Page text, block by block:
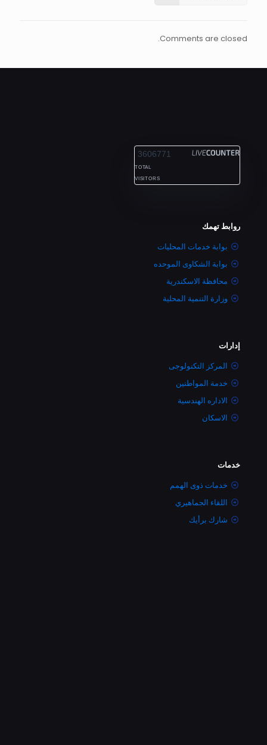
Comments are closed.
3606771
TOTAL
VISITORS
روابط تهمك
بوابة خدمات المحليات
بوابة الشكاوى الموحده
محافظة الاسكندرية
وزارة التنمية المحلية
إدارات
المركز التكنولوجى
خدمة المواطنين
الاداره الهندسية
الاسكان
خدمات
خدمات ذوى الهمم
اللقاء الجماهيري
شارك برأيك